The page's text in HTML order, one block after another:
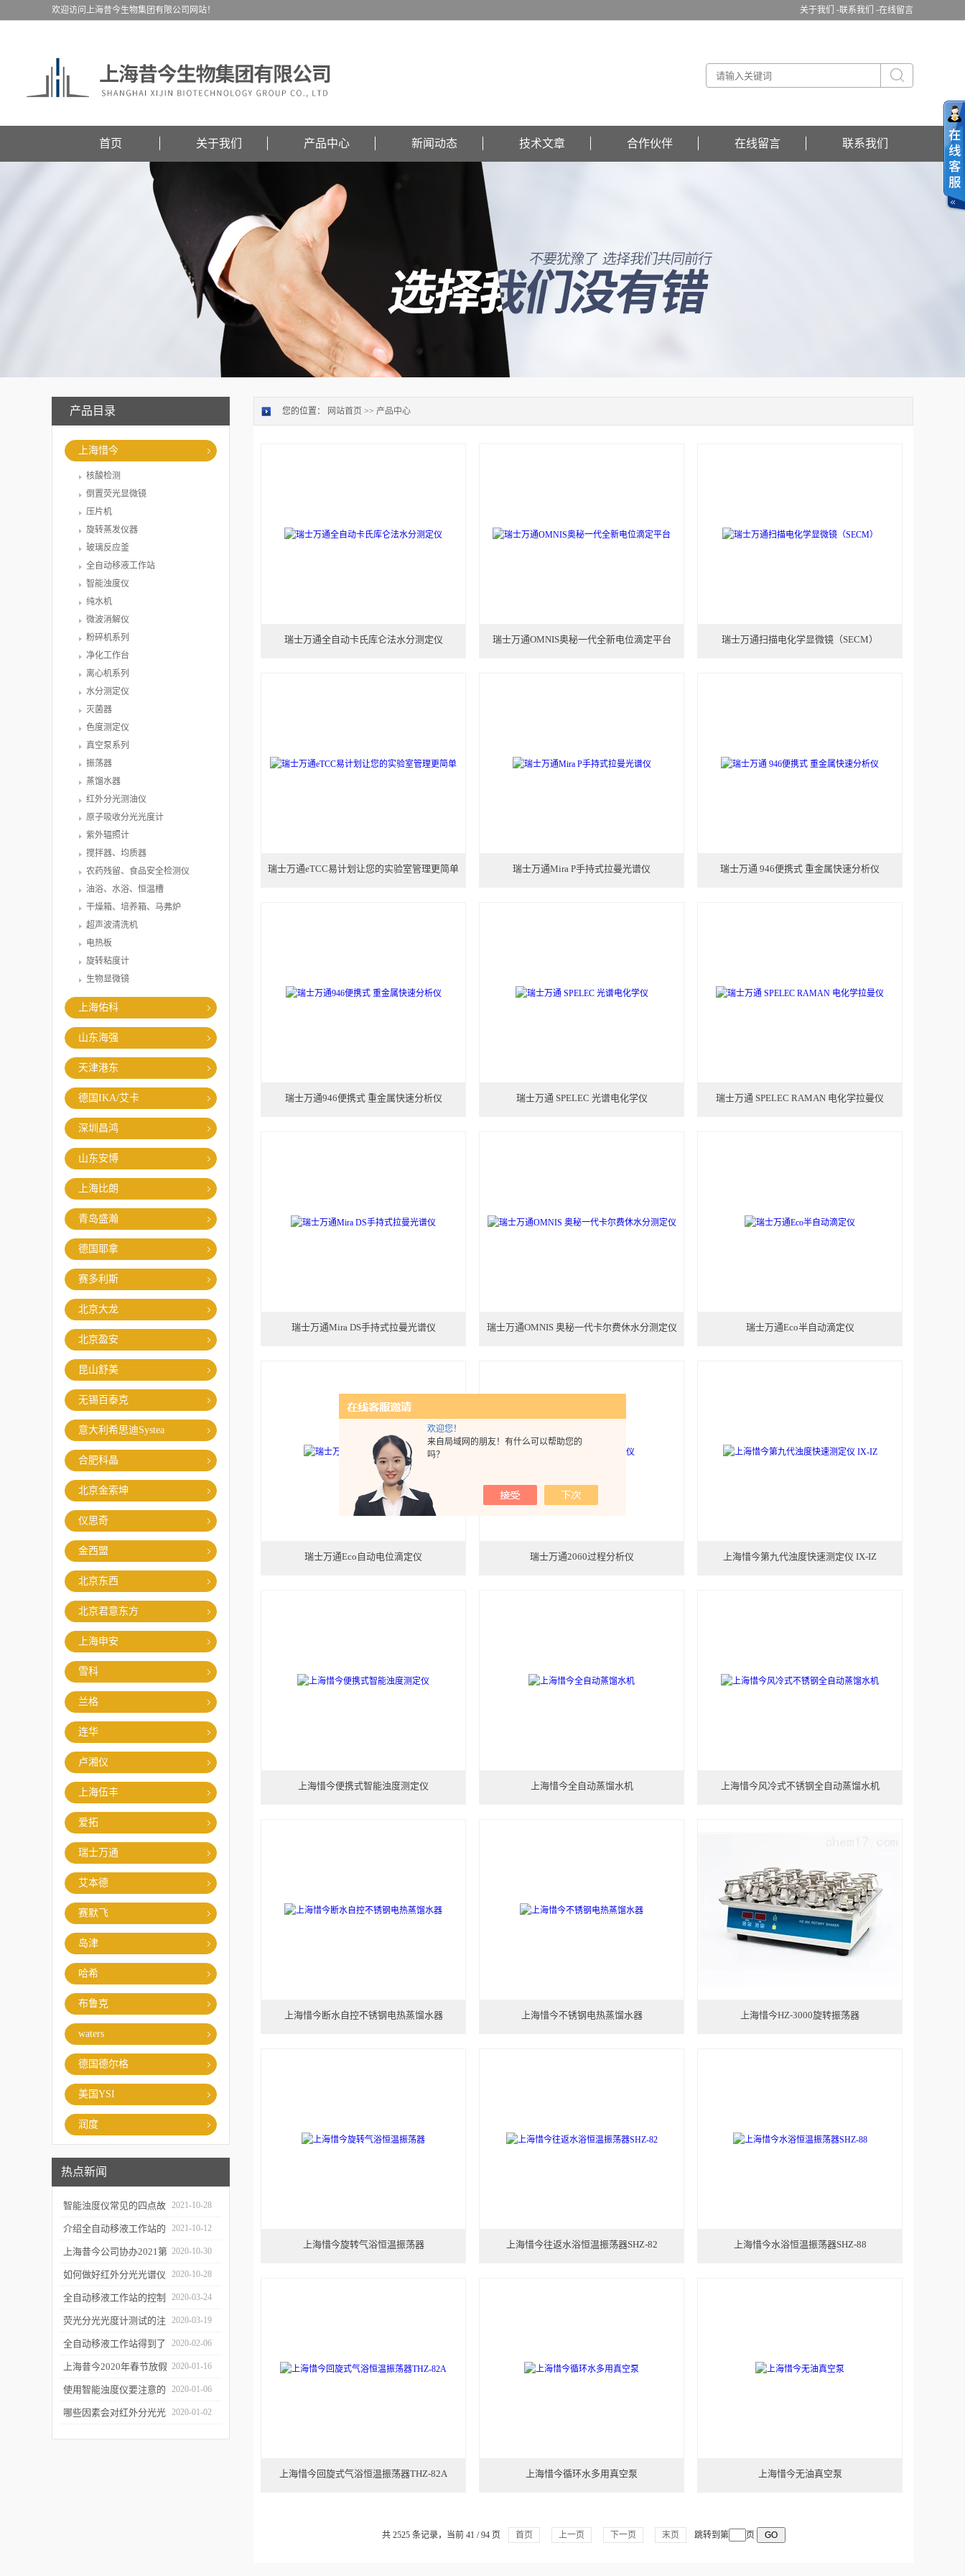
欢迎您！
来自局域网的朋友！有什么可以帮助您的
吗？
关于我们 -联系我们 -在线留言
欢迎访问上海昔今生物集团有限公司网站！
首页 关于我们 产品中心 新闻动态 技术文章 合作伙伴 在线留言 联系我们
产品目录
上海惜今
核酸检测
倒置荧光显微镜
压片机
旋转蒸发仪器
玻璃反应釜
全自动移液工作站
智能浊度仪
纯水机
微波消解仪
粉碎机系列
净化工作台
离心机系列
水分测定仪
灭菌器
色度测定仪
真空泵系列
振荡器
蒸馏水器
红外分光测油仪
原子吸收分光光度计
紫外辐照计
搅拌器、均质器
农药残留、食品安全检测仪
油浴、水浴、恒温槽
干燥箱、培养箱、马弗炉
超声波清洗机
电热板
旋转粘度计
生物显微镜
上海佑科
山东海强
天津港东
德国IKA/艾卡
深圳昌鸿
山东安博
上海比朗
青岛盛瀚
德国耶拿
赛多利斯
北京大龙
北京盈安
昆山舒美
无锡百泰克
意大利希思迪Systea
合肥科晶
北京金索坤
仪思奇
金西盟
北京东西
北京君意东方
上海申安
雪科
兰格
连华
卢湘仪
上海伍丰
爱拓
瑞士万通
艾本德
赛默飞
岛津
哈希
布鲁克
waters
德国德尔格
美国YSI
润度
热点新闻
智能浊度仪常见的四点故
障
2021-10-28
介绍全自动移液工作站的
三种移液方式
2021-10-12
上海昔今公司协办2021第
二届上海沪助科研圈发展
年会
2020-10-30
如何做好红外分光光谱仪
的防潮工作
2020-10-28
全自动移液工作站的控制
软件有哪些特点
2020-03-24
荧光分光光度计测试的注
意事项有哪些
2020-03-19
全自动移液工作站得到了
广泛的应用
2020-02-06
上海昔今2020年春节放假
通知
2020-01-16
使用智能浊度仪要注意的
几个要点
2020-01-06
哪些因素会对红外分光光 2020-01-02
您的位置： 网站首页 >> 产品中心
瑞士万通全自动卡氏库仑法水分测定仪 瑞士万通OMNIS奥秘一代全新电位滴定平台 瑞士万通扫描电化学显微镜（SECM）
瑞士万通eTCC易计划让您的实验室管理更简单 瑞士万通Mira P手持式拉曼光谱仪 瑞士万通 946便携式 重金属快速分析仪
瑞士万通946便携式 重金属快速分析仪 瑞士万通 SPELEC 光谱电化学仪 瑞士万通 SPELEC RAMAN 电化学拉曼仪
瑞士万通Mira DS手持式拉曼光谱仪 瑞士万通OMNIS 奥秘一代卡尔费休水分测定仪 瑞士万通Eco半自动滴定仪
瑞士万通Eco自动电位滴定仪 瑞士万通2060过程分析仪 上海惜今第九代浊度快速测定仪 IX-IZ
上海惜今便携式智能浊度测定仪 上海惜今全自动蒸馏水机 上海惜今风冷式不锈钢全自动蒸馏水机
上海惜今断水自控不锈钢电热蒸馏水器 上海惜今不锈钢电热蒸馏水器 上海惜今HZ-3000旋转振荡器
上海惜今旋转气浴恒温振荡器 上海惜今往返水浴恒温振荡器SHZ-82 上海惜今水浴恒温振荡器SHZ-88
上海惜今回旋式气浴恒温振荡器THZ-82A 上海惜今循环水多用真空泵 上海惜今无油真空泵
共 2525 条记录，当前 41 / 94 页 首页 上一页 下一页 末页 跳转到第 页